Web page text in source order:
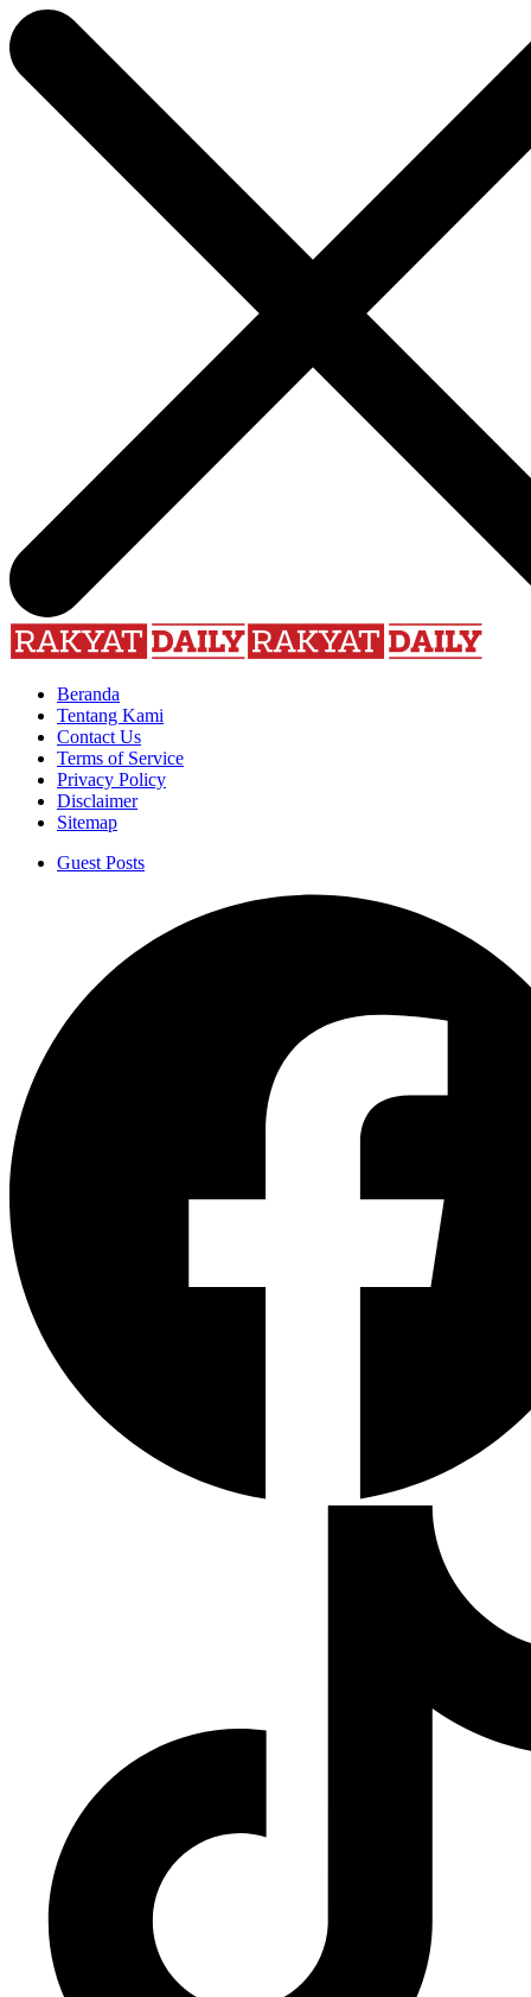
Beranda
Tentang Kami
Contact Us
Terms of Service
Privacy Policy
Disclaimer
Sitemap
Guest Posts